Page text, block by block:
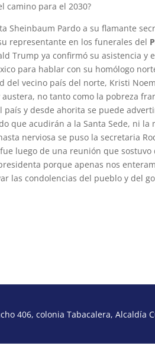
camino para el 2030?
Sheinbaum Pardo a su flamante
representante en los funerales del
Trump ya confirmó su asistencia y
para hablar con su homólogo
del vecino país del norte, Kristi
no tanto como la pobreza
y desde ahorita se puede
que acudirán a la Santa Sede, ni
nerviosa se puso la secretaria
luego de una reunión que
porque apenas nos
las condolencias del pueblo y del
406, colonia Tabacalera, Alcaldía